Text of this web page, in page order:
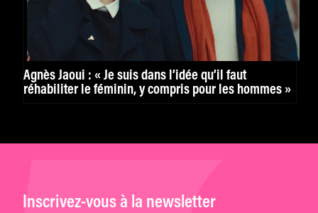
Agnès Jaoui : « Je suis dans l’idée qu’il faut
réhabiliter le féminin, y compris pour les hommes »
Inscrivez-vous à la newsletter